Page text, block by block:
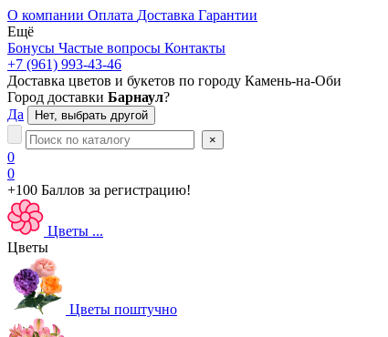
О компании Оплата Доставка Гарантии
Ещё
Бонусы Частые вопросы Контакты
+7 (961) 993-43-46
Доставка цветов и букетов по городу Камень-на-Оби
Город доставки Барнаул?
Да
Нет, выбрать другой
×
0
0
+100 Баллов за регистрацию!
Цветы ...
Цветы
Цветы поштучно